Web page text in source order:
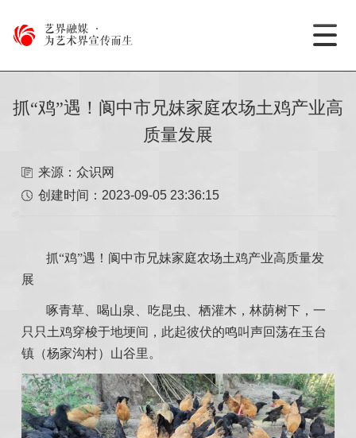
艺界融媒
·
为艺术界宣传而生
抓“鸡”遇！阆中市兄妹家庭农场土鸡产业高
质量发展
来源：众识网
创建时间： 2023-09-05 23:36:15
抓“鸡”遇！阆中市兄妹家庭农场土鸡产业高质量发
展
啄青草、喝山泉、吃昆虫、栖灌木，林荫树下，一
只只土鸡穿梭于地埂间，此起彼伏的鸣叫声回荡在玉台
镇（杨家沟村）山谷里。